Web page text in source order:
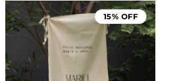
15% OFF
de
precios:
desde
$999.00
hasta
$1,499.00